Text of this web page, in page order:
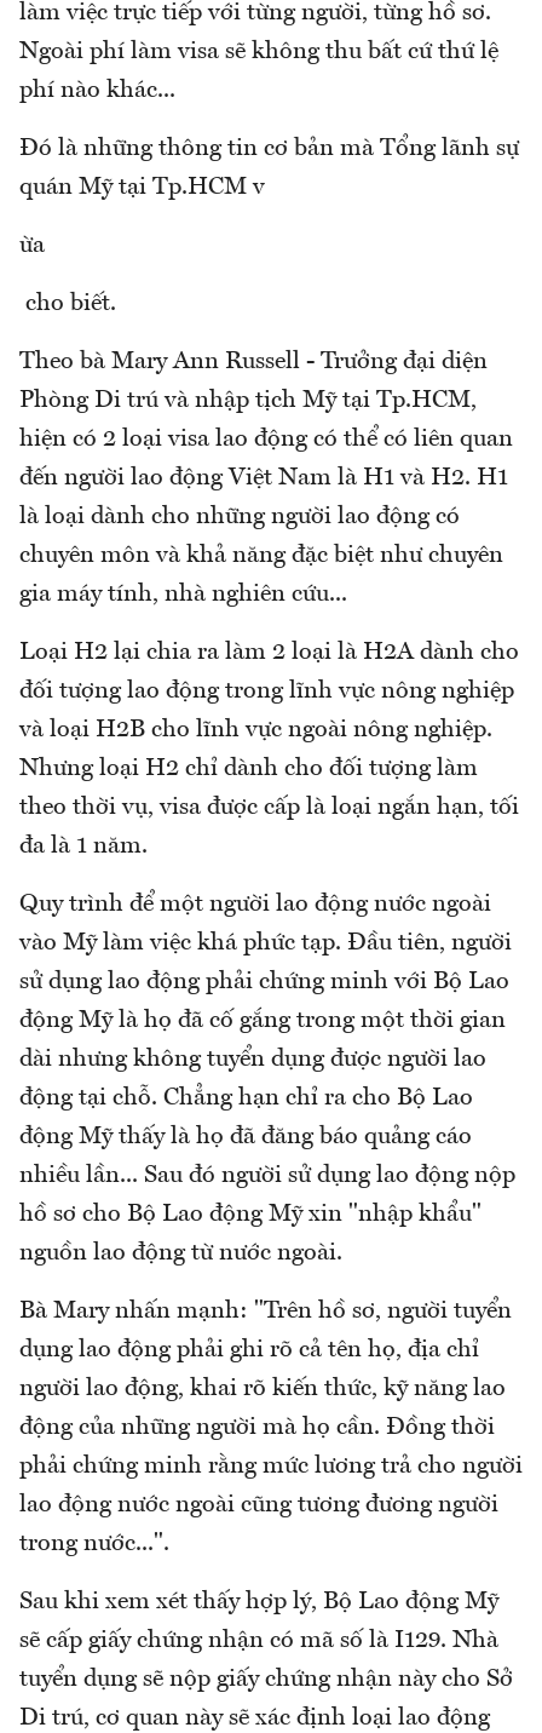
làm việc trực tiếp với từng người, từng hồ sơ.
Ngoài phí làm visa sẽ không thu bất cứ thứ lệ
phí nào khác...
Đó là những thông tin cơ bản mà Tổng lãnh sự
quán Mỹ tại Tp.HCM v
ừa
cho biết.
Theo bà Mary Ann Russell - Trưởng đại diện
Phòng Di trú và nhập tịch Mỹ tại Tp.HCM,
hiện có 2 loại visa lao động có thể có liên quan
đến người lao động Việt Nam là H1 và H2. H1
là loại dành cho những người lao động có
chuyên môn và khả năng đặc biệt như chuyên
gia máy tính, nhà nghiên cứu...
Loại H2 lại chia ra làm 2 loại là H2A dành cho
đối tượng lao động trong lĩnh vực nông nghiệp
và loại H2B cho lĩnh vực ngoài nông nghiệp.
Nhưng loại H2 chỉ dành cho đối tượng làm
theo thời vụ, visa được cấp là loại ngắn hạn, tối
đa là 1 năm.
Quy trình để một người lao động nước ngoài
vào Mỹ làm việc khá phức tạp. Đầu tiên, người
sử dụng lao động phải chứng minh với Bộ Lao
động Mỹ là họ đã cố gắng trong một thời gian
dài nhưng không tuyển dụng được người lao
động tại chỗ. Chẳng hạn chỉ ra cho Bộ Lao
động Mỹ thấy là họ đã đăng báo quảng cáo
nhiều lần... Sau đó người sử dụng lao động nộp
hồ sơ cho Bộ Lao động Mỹ xin "nhập khẩu"
nguồn lao động từ nước ngoài.
Bà Mary nhấn mạnh: "Trên hồ sơ, người tuyển
dụng lao động phải ghi rõ cả tên họ, địa chỉ
người lao động, khai rõ kiến thức, kỹ năng lao
động của những người mà họ cần. Đồng thời
phải chứng minh rằng mức lương trả cho người
lao động nước ngoài cũng tương đương người
trong nước...".
Sau khi xem xét thấy hợp lý, Bộ Lao động Mỹ
sẽ cấp giấy chứng nhận có mã số là I129. Nhà
tuyển dụng sẽ nộp giấy chứng nhận này cho Sở
Di trú, cơ quan này sẽ xác định loại lao động